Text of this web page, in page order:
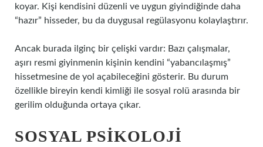
koyar. Kişi kendisini düzenli ve uygun giyindiğinde daha
“hazır” hisseder, bu da duygusal regülasyonu kolaylaştırır.
Ancak burada ilginç bir çelişki vardır: Bazı çalışmalar,
aşırı resmi giyinmenin kişinin kendini “yabancılaşmış”
hissetmesine de yol açabileceğini gösterir. Bu durum
özellikle bireyin kendi kimliği ile sosyal rolü arasında bir
gerilim olduğunda ortaya çıkar.
SOSYAL PSIKOLOJI